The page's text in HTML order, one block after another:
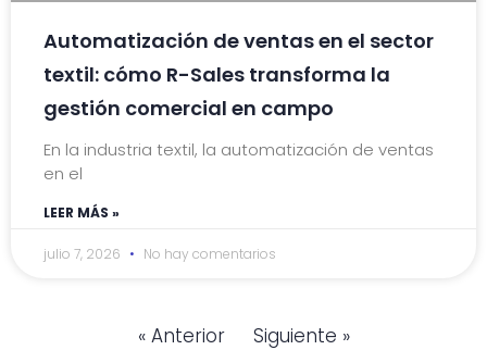
Automatización de ventas en el sector
textil: cómo R-Sales transforma la
gestión comercial en campo
En la industria textil, la automatización de ventas
en el
LEER MÁS »
julio 7, 2026 No hay comentarios
« Anterior Siguiente »